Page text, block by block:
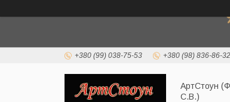
+380 (99) 038-75-53 +380 (98) 836-86-32
АртСтоун
С.В.)